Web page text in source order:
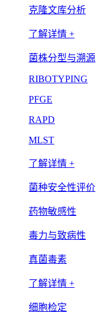
克隆文库分析
了解详情 +
菌株分型与溯源
RIBOTYPING
PFGE
RAPD
MLST
了解详情 +
菌种安全性评价
药物敏感性
毒力与致病性
真菌毒素
了解详情 +
细胞检定